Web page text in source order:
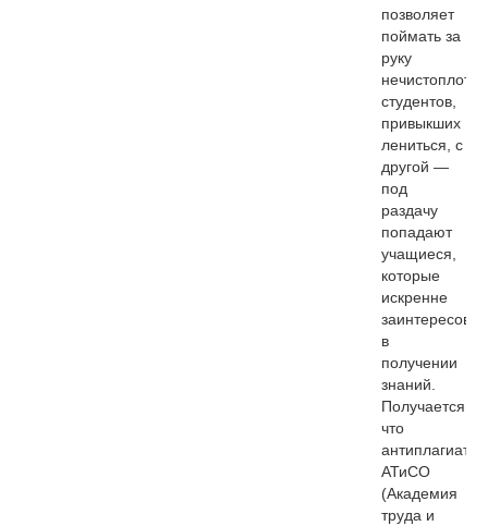
позволяет
поймать за
руку
студентов,
привыкших
лениться, с
другой —
под
раздачу
попадают
учащиеся,
которые
искренне
в
получении
знаний.
Получается,
что
антиплагиат
АТиСО
(Академия
труда и